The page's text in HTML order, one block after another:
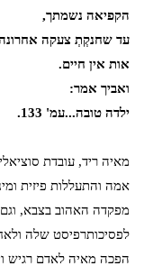
הקפיאה נשמתך,
עד שחנקְתְ צעקה
אות אין חיים.
ואביך אמר:
ילדה טובה...עמ' 133.
מאיה ריד, עובדת
אמה והתעללות פיזית
מפקדה האהוב בצבא,
לפסיכותרפיסט שלה
הפכה מאיה לאדם רגיש